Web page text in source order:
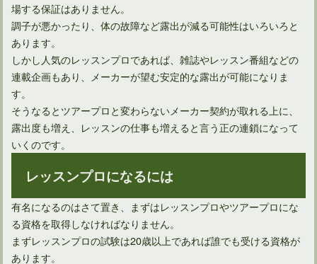
場する保証はありません。
調子が悪かったり、体の故障など露出が減る可能性はいろいろと
あります。
しかし人気のレッスンプロであれば、雑誌やレッスン番組などの
連載企画もあり、メーカーが望む安定的な露出が可能になりま
す。
そうなるとツアープロと変わらないメーカー契約が取れる上に、
露出度も増え、レッスンの仕事も増えると言う正の連鎖になって
いくのです。
レッスンプロになるには
有名になるのはさて置き、まずはレッスンプロやツアープロにな
る資格を取得しなければなりません。
まずレッスンプロの試験は20歳以上であれば誰でも受ける資格が
あります。